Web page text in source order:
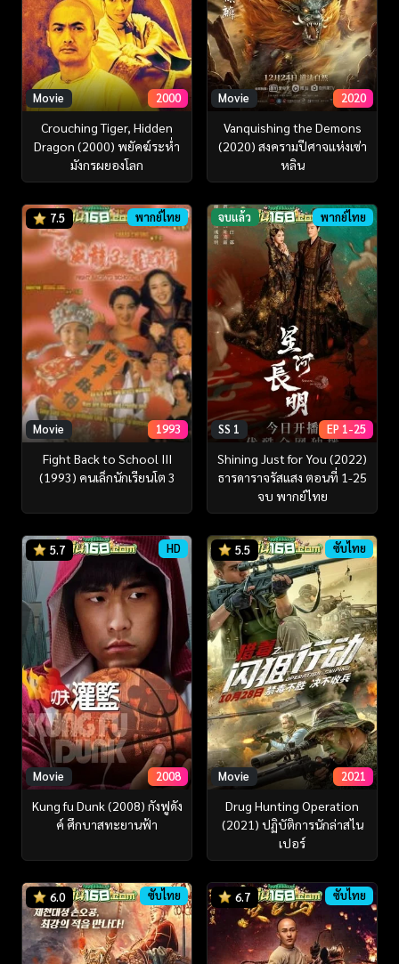
Movie 2000
Crouching Tiger, Hidden
Dragon (2000) พยัคฆ์ระห่ำ
มังกรผยองโลก
Movie 2020
Vanquishing the Demons
(2020) สงครามปีศาจแห่งเซ่า
หลิน
7.5 พากย์ไทย
Movie 1993
Fight Back to School III
(1993) คนเล็กนักเรียนโต 3
จบแล้ว พากย์ไทย
SS 1 EP 1-25
Shining Just for You (2022)
ธารดาราจรัสแสง ตอนที่ 1-25
จบ พากย์ไทย
5.7 HD
Movie 2008
Kung fu Dunk (2008) กังฟูดัง
ค์ ศึกบาสทะยานฟ้า
5.5 ซับไทย
Movie 2021
Drug Hunting Operation
(2021) ปฏิบัติการนักล่าสไน
เปอร์
6.0 ซับไทย 6.7 ซับไทย